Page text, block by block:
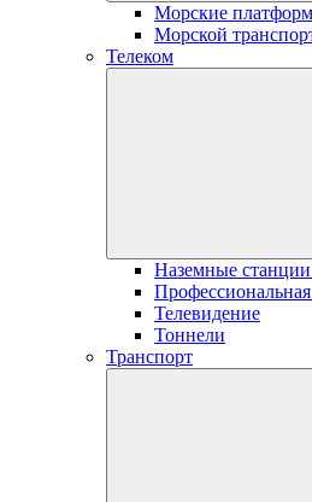
Морские
Морской
Телеком
Наземные станции
Телевидение
Тоннели
Транспорт